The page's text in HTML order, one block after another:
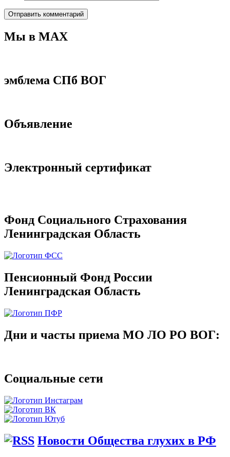
Мы в МАХ
эмблема СПб ВОГ
Объявление
Электронный сертификат
Фонд Социального Страхования
Ленинградская Область
Пенсионный Фонд России
Ленинградская Область
Дни и часты приема МО ЛО РО ВОГ:
Социальные сети
Новости Общества глухих в РФ